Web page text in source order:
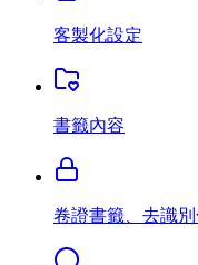
客製化設定
書籤內容
卷證書籤、去識